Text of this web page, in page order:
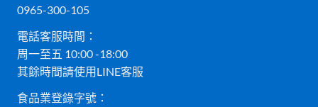
0965-300-105
電話客服時間：
周一至五 10:00 -18:00
其餘時間請使用LINE客服
食品業登錄字號：